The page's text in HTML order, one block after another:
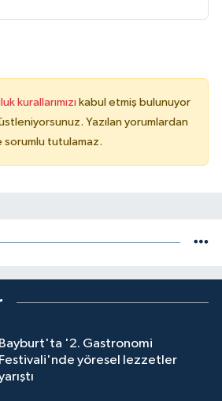
kurallarımızı kabul etmiş bulunuyor
Yazılan yorumlardan
sorumlu tutulamaz.
Bayburt'ta '2. Gastronomi
Festivali'nde yöresel lezzetler